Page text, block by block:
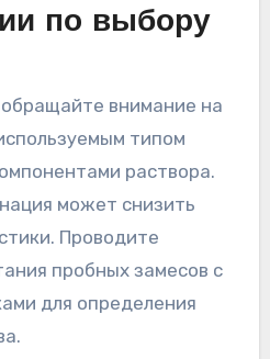
по выбору
внимание на
типом
раствора.
может снизить
Проводите
пробных замесов с
для определения